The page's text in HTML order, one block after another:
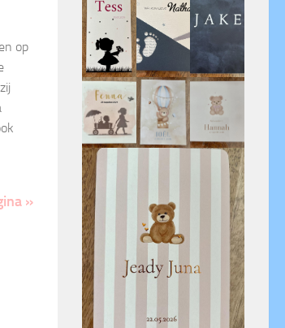
op
»